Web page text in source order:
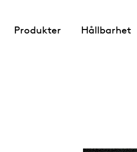
Produkter Hållbarhet